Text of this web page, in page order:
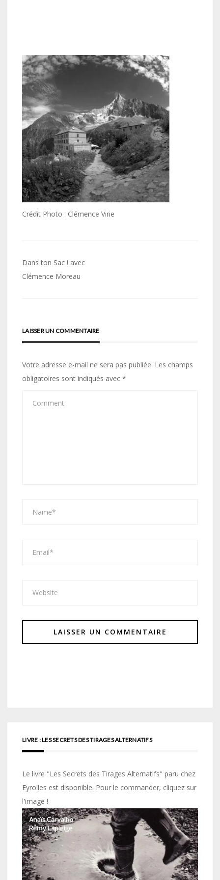
Crédit Photo : Clémence Virie
Navigation
de
Dans ton Sac ! avec
Clémence Moreau
LAISSER UN COMMENTAIRE
Votre adresse e-mail ne sera pas publiée. Les champs
obligatoires sont indiqués avec *
LIVRE : LES SECRETS DES TIRAGES ALTERNATIFS
Le livre "Les Secrets des Tirages Alternatifs" paru chez
Eyrolles est disponible. Pour le commander, cliquez sur
l'image !